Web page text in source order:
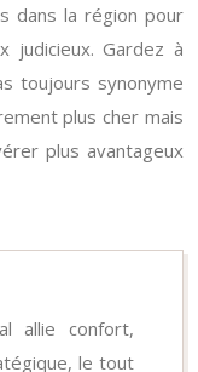
dans la région pour
judicieux. Gardez à
toujours synonyme
plus cher mais
plus avantageux
allie confort,
le tout